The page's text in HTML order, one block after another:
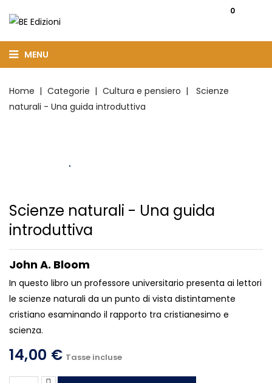
0
MENU
Home Categorie Cultura e pensiero
Scienze
naturali - Una guida introduttiva
Scienze naturali - Una guida
introduttiva
John A. Bloom
In questo libro un professore universitario presenta ai lettori
le scienze naturali da un punto di vista distintamente
cristiano esaminando il rapporto tra cristianesimo e
scienza.
14,00 € Tasse incluse